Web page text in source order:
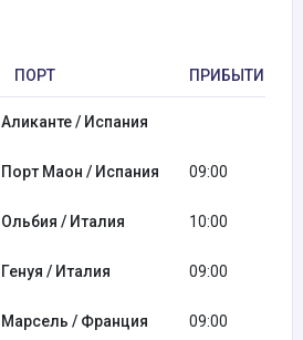
ПОРТ ПРИБЫТИЕ
Аликанте / Испания
Порт Маон / Испания 09:00
Ольбия / Италия 10:00
Генуя / Италия 09:00
Марсель / Франция 09:00